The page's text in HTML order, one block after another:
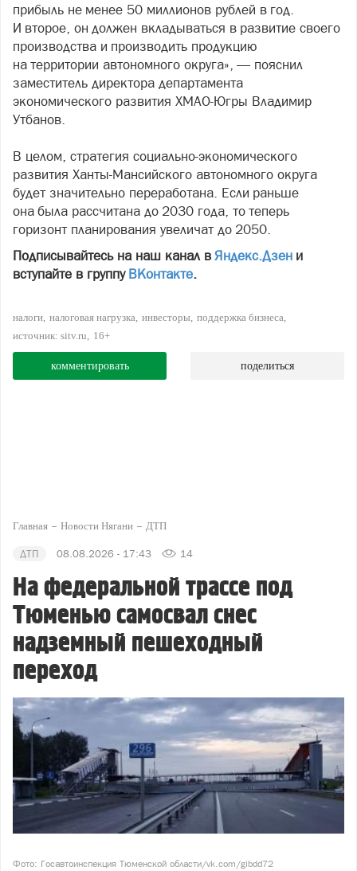
прибыль не менее 50 миллионов рублей в год.
И второе, он должен вкладываться в развитие своего
производства и производить продукцию
на территории автономного округа», — пояснил
заместитель директора департамента
экономического развития ХМАО-Югры Владимир
Утбанов.
В целом, стратегия социально-экономического
развития Ханты-Мансийского автономного округа
будет значительно переработана. Если раньше
она была рассчитана до 2030 года, то теперь
горизонт планирования увеличат до 2050.
Подписывайтесь на наш канал в Яндекс.Дзен и
вступайте в группу ВКонтакте.
налоги налоговая нагрузка инвесторы поддержка бизнеса
источник: sitv.ru
16+
комментировать поделиться
Главная Новости Нягани ДТП
ДТП 08.08.2026 - 17:43 14
На федеральной трассе под
Тюменью самосвал снес
надземный пешеходный
переход
Фото: Госавтоинспекция Тюменской области/vk.com/gibdd72